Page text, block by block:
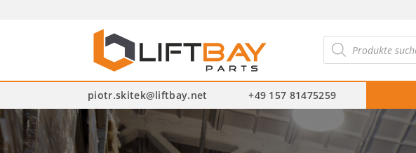
search
piotr.skitek@liftbay.net +49 157 81475259